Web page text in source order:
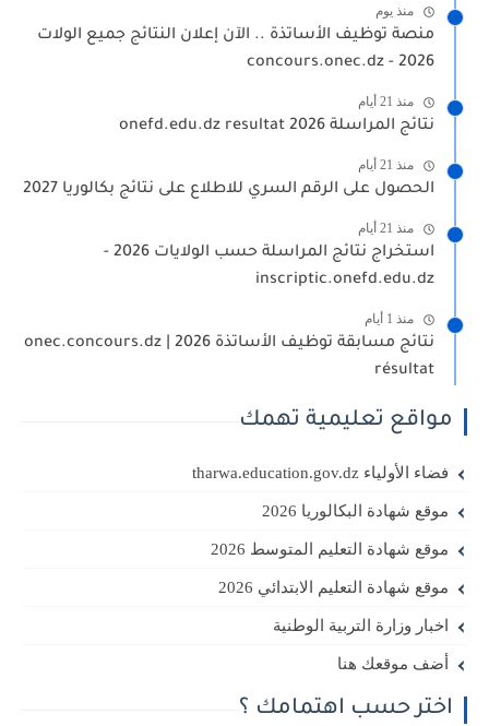
منذ يوم
منصة توظيف الأساتذة .. الآن إعلان النتائج جميع الولات
2026 - concours.onec.dz
منذ 21 أيام
نتائج المراسلة 2026 onefd.edu.dz resultat
منذ 21 أيام
الحصول على الرقم السري للاطلاع على نتائج بكالوريا 2027
منذ 21 أيام
استخراج نتائج المراسلة حسب الولايات 2026 -
inscriptic.onefd.edu.dz
منذ 1 أيام
نتائج مسابقة توظيف الأساتذة 2026 | onec.concours.dz
résultat
مواقع تعليمية تهمك
فضاء الأولياء tharwa.education.gov.dz
موقع شهادة البكالوريا 2026
موقع شهادة التعليم المتوسط 2026
موقع شهادة التعليم الابتدائي 2026
اخبار وزارة التربية الوطنية
أضف موقعك هنا
اختر حسب اهتمامك ؟